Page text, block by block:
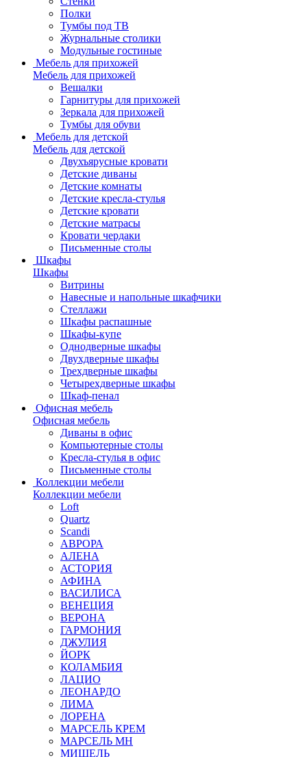
Полки
Тумбы под ТВ
Журнальные столики
Модульные гостиные
Мебель для прихожей
Мебель для прихожей
Вешалки
Гарнитуры для прихожей
Зеркала для прихожей
Тумбы для обуви
Мебель для детской
Мебель для детской
Двухъярусные кровати
Детские диваны
Детские комнаты
Детские кресла-стулья
Детские кровати
Детские матрасы
Кровати чердаки
Письменные столы
Шкафы
Шкафы
Витрины
Навесные и напольные шкафчики
Стеллажи
Шкафы распашные
Шкафы-купе
Однодверные шкафы
Двухдверные шкафы
Трехдверные шкафы
Четырехдверные шкафы
Шкаф-пенал
Офисная мебель
Офисная мебель
Диваны в офис
Компьютерные столы
Кресла-стулья в офис
Письменные столы
Коллекции мебели
Коллекции мебели
Loft
Quartz
Scandi
АВРОРА
АЛЕНА
АСТОРИЯ
АФИНА
ВАСИЛИСА
ВЕНЕЦИЯ
ВЕРОНА
ГАРМОНИЯ
ДЖУЛИЯ
ЙОРК
КОЛАМБИЯ
ЛАЦИО
ЛЕОНАРДО
ЛИМА
ЛОРЕНА
МАРСЕЛЬ КРЕМ
МАРСЕЛЬ МН
МИШЕЛЬ